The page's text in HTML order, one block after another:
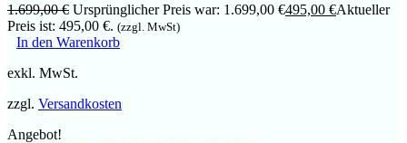
1.699,00€ Ursprünglicher Preis war: 1.699,00 €495,00 €Aktueller
Preis ist: 495,00 €. (zzgl. MwSt)
In den Warenkorb
exkl. MwSt.
zzgl. Versandkosten
Angebot!